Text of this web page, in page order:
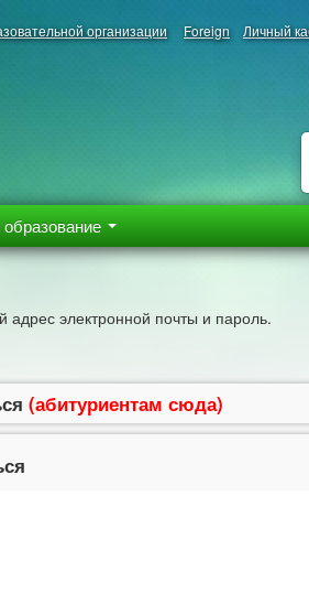
организации Foreign Личный
адрес электронной почты и пароль.
(абитуриентам сюда)